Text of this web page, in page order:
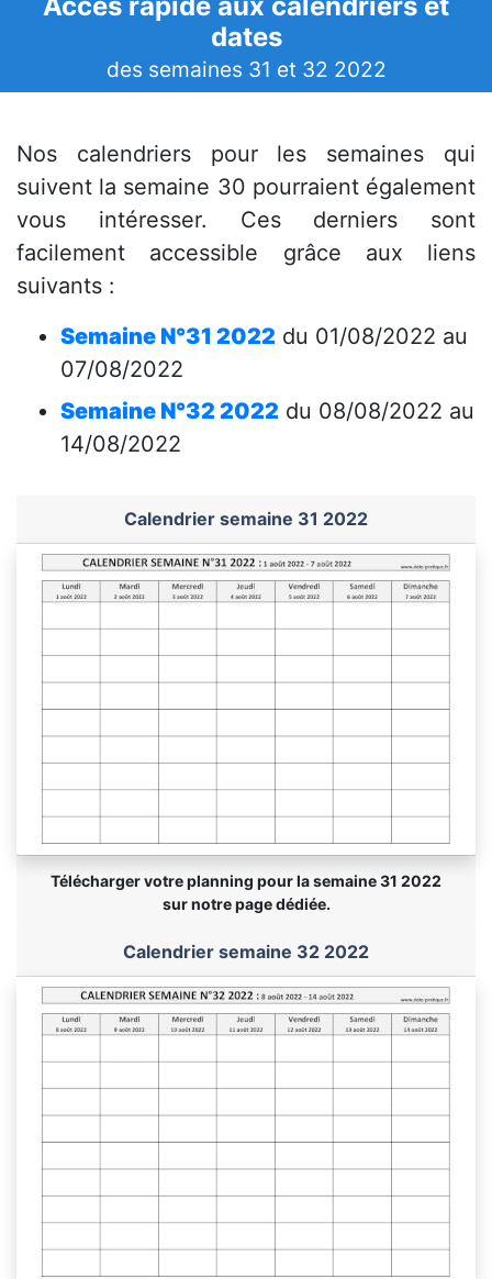
Accès rapide aux calendriers et
dates
des semaines 31 et 32 2022
Nos calendriers pour les semaines qui
suivent la semaine 30 pourraient également
vous intéresser. Ces derniers sont
facilement accessible grâce aux liens
suivants :
Semaine N°31 2022 du 01/08/2022 au
07/08/2022
Semaine N°32 2022 du 08/08/2022 au
14/08/2022
Calendrier semaine 31 2022
Télécharger votre planning pour la semaine 31 2022
sur notre page dédiée.
Calendrier semaine 32 2022